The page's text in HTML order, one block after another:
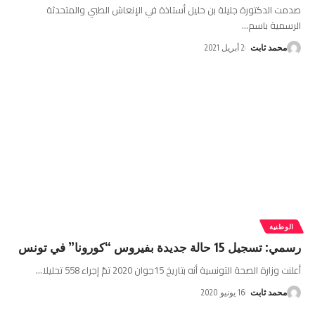
صدمت الدكتورة جليلة بن خليل أستاذة في الإنعاش الطبي والمتحدثة
الرسمية باسم…
محمد ثابت 2 أبريل 2021
الوطنية
رسمي: تسجيل 15 حالة جديدة بفيروس “كورونا” في تونس
أعلنت وزارة الصحة التونسية أنه بتاريخ 15جوان 2020 تمّ إجراء 558 تحليلا …
محمد ثابت 16 يونيو 2020